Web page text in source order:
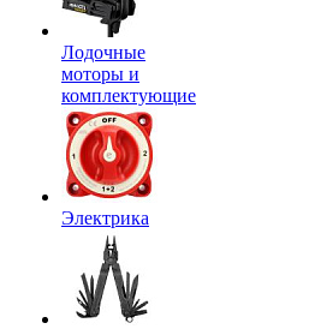
Лодочные
моторы и
комплектующие
Электрика